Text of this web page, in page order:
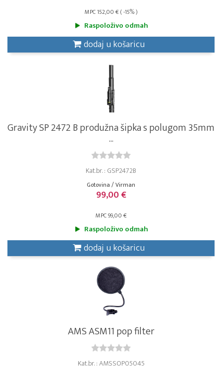
MPC 152,00 € ( -15% )
Raspoloživo odmah
dodaj u košaricu
Gravity SP 2472 B produžna šipka s polugom 35mm
...
Kat.br. : GSP2472B
Gotovina / Virman
99,00 €
MPC 99,00 €
Raspoloživo odmah
dodaj u košaricu
AMS ASM11 pop filter
Kat.br. : AMSSOP05045